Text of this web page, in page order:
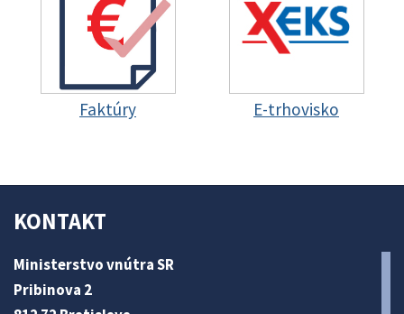
Faktúry E-trhovisko
KONTAKT
Ministerstvo vnútra SR
Pribinova 2